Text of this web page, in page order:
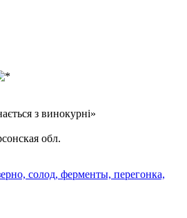
з винокурні»
обл.
солод, ферменты, перегонка,